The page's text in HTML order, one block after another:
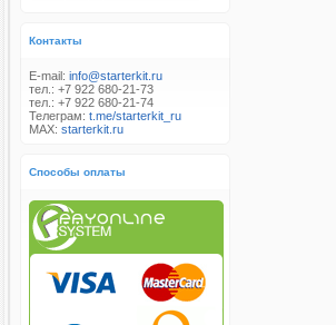
Контакты
E-mail: info@starterkit.ru
тел.: +7 922 680-21-73
тел.: +7 922 680-21-74
Телеграм: t.me/starterkit_ru
MAX: starterkit.ru
Способы оплаты